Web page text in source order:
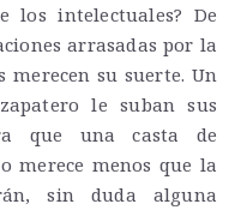
los intelectuales? De
arrasadas por la
merecen su suerte. Un
le suban sus
que una casta de
merece menos que la
sin duda alguna